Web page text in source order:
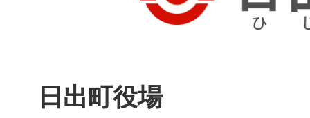
日出町役場